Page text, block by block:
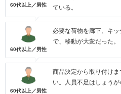
60代以上／男性
ている。
60代以上／男性
必要な荷物を廊下、キ
で、移動が大変だった。
60代以上／男性
商品決定から取り付け
い。人員不足はしょうが